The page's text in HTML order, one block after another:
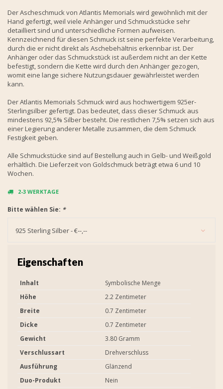
Der Ascheschmuck von Atlantis Memorials wird gewöhnlich mit der
Hand gefertigt, weil viele Anhänger und Schmuckstücke sehr
detailliert sind und unterschiedliche Formen aufweisen.
Kennzeichnend für diesen Schmuck ist seine perfekte Verarbeitung,
durch die er nicht direkt als Aschebehältnis erkennbar ist. Der
Anhänger oder das Schmuckstück ist außerdem nicht an der Kette
befestigt, sondern die Kette wird durch den Anhänger gezogen,
womit eine lange sichere Nutzungsdauer gewährleistet werden
kann.
Der Atlantis Memorials Schmuck wird aus hochwertigem 925er-
Sterlingsilber gefertigt. Das bedeutet, dass dieser Schmuck aus
mindestens 92,5% Silber besteht. Die restlichen 7,5% setzen sich aus
einer Legierung anderer Metalle zusammen, die dem Schmuck
Festigkeit geben.
Alle Schmuckstücke sind auf Bestellung auch in Gelb- und Weißgold
erhältlich. Die Lieferzeit von Goldschmuck beträgt etwa 6 und 10
Wochen.
2-3 WERKTAGE
Bitte wählen Sie: *
925 Sterling Silber - €--,--
Eigenschaften
Inhalt
Symbolische Menge
Höhe
2.2 Zentimeter
Breite
0.7 Zentimeter
Dicke
0.7 Zentimeter
Gewicht
3.80 Gramm
Verschlussart
Drehverschluss
Ausführung
Glänzend
Duo-Produkt
Nein